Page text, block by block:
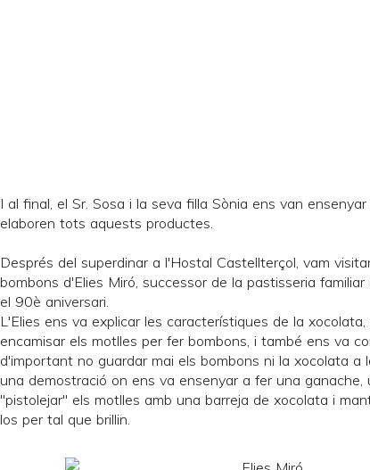
I al final, el Sr. Sosa i la seva filla Sònia ens van ensenyar
elaboren tots aquests productes.
Després del superdinar a l'Hostal Castellterçol, vam
bombons d'Elies Miró, successor de la pastisseria
el 90è aniversari.
L'Elies ens va explicar les característiques de la
encamisar els motlles per fer bombons, i també ens va
d'important no guardar mai els bombons ni la xocolata a
una demostració on ens va ensenyar a fer una ganache,
"pistolejar" els motlles amb una barreja de xocolata i
los per tal que brillin.